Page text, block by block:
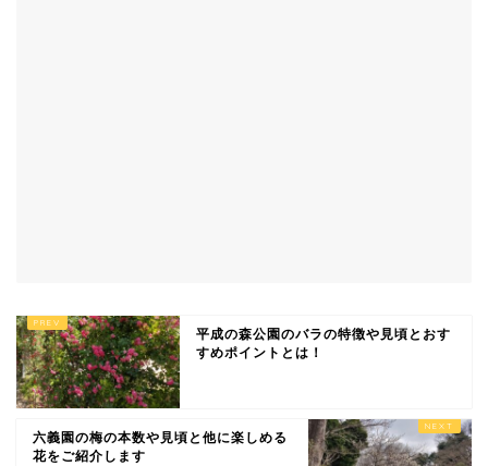
平成の森公園のバラの特徴や見頃とおす
すめポイントとは！
六義園の梅の本数や見頃と他に楽しめる
花をご紹介します